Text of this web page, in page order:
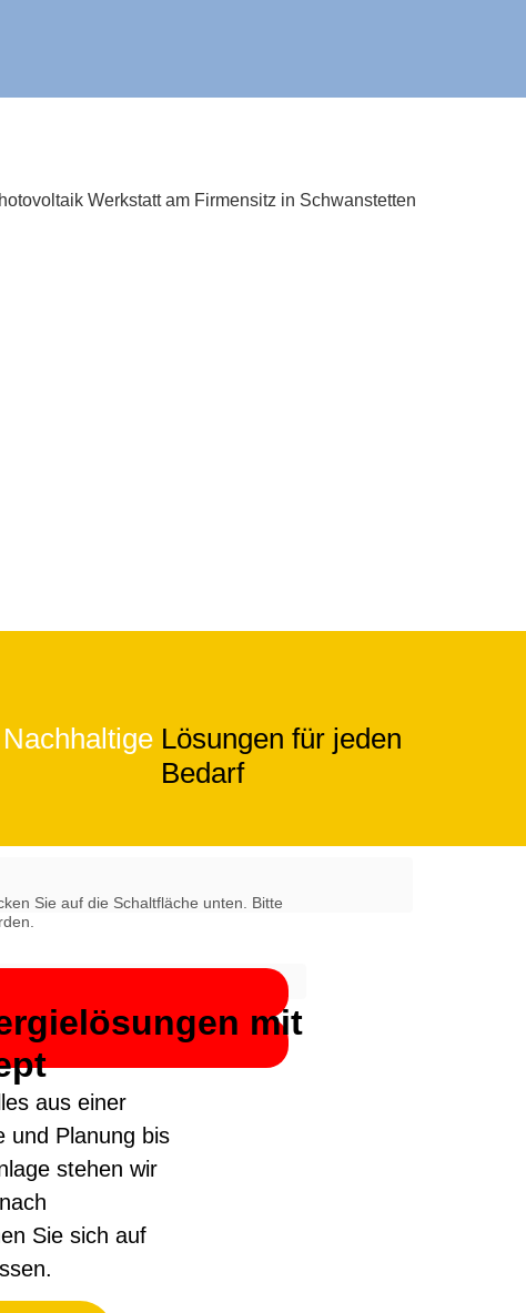
NachhaltigeLösungen für jeden
Bedarf
Sie auf die Schaltfläche unten. Bitte
mit
aus einer
und Planung bis
stehen wir
Sie sich auf